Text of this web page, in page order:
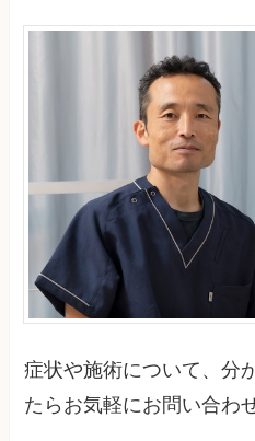
症状や施術について、分
たらお気軽にお問い合わ